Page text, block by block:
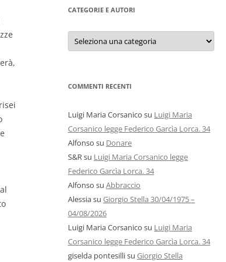
CATEGORIE E AUTORI
Categorie
autori
COMMENTI RECENTI
Luigi Maria Corsanico su Luigi Maria
Corsanico legge Federico Garcìa Lorca. 34
Alfonso su Donare
S&Rsu Luigi Maria Corsanico legge
Federico Garcìa Lorca. 34
Alfonso su Abbraccio
Alessiasu Giorgio Stella 30/04/1975 –
04/08/2026
Luigi Maria Corsanico su Luigi Maria
Corsanico legge Federico Garcìa Lorca. 34
giselda pontesillisu Giorgio Stella